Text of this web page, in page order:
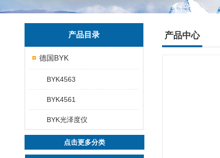
产品目录
德国BYK
BYK4563
BYK4561
BYK光泽度仪
点击更多分类
产品中心